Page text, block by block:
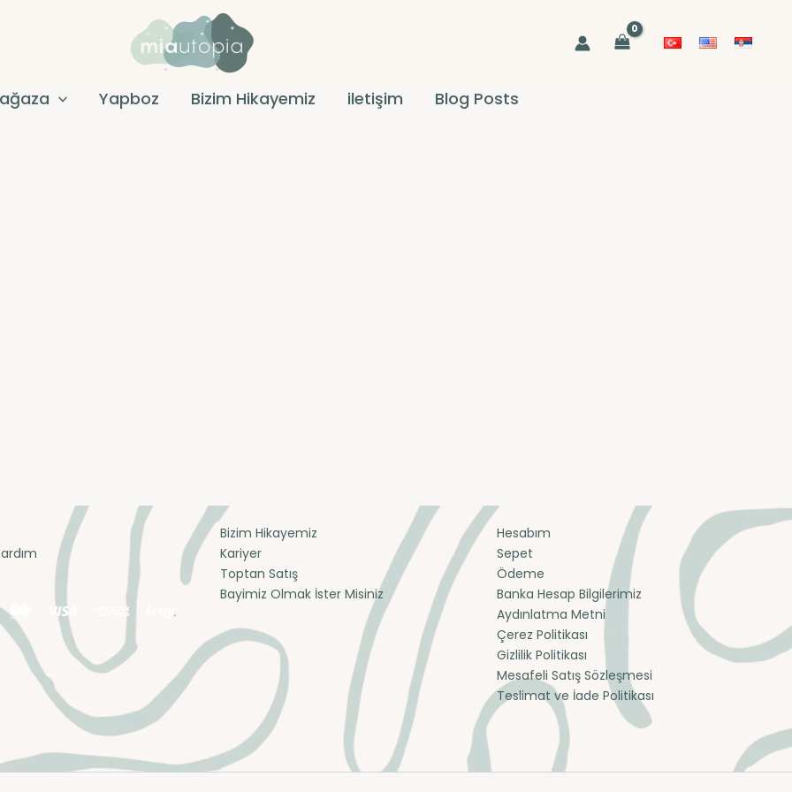
Yapboz Bizim Hikayemiz iletişim Blog Posts
Bizim Hikayemiz
Kariyer
Toptan Satış
Bayimiz Olmak İster Misiniz
Hesabım
Sepet
Ödeme
Banka Hesap Bilgilerimiz
Aydınlatma Metni
Çerez Politikası
Gizlilik Politikası
Mesafeli Satış Sözleşmesi
Teslimat ve İade Politikası